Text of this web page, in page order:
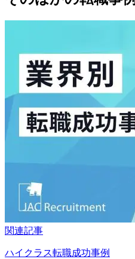
関連記事
ハイクラス転職成功事例